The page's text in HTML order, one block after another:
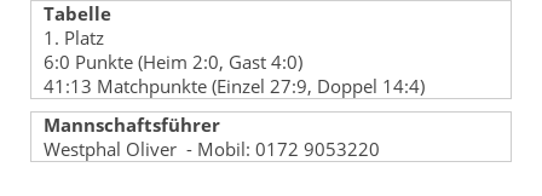
Tabelle
1. Platz
6:0 Punkte (Heim 2:0, Gast 4:0)
41:13 Matchpunkte (Einzel 27:9, Doppel 14:4)
Mannschaftsführer
Westphal Oliver - Mobil: 0172 9053220